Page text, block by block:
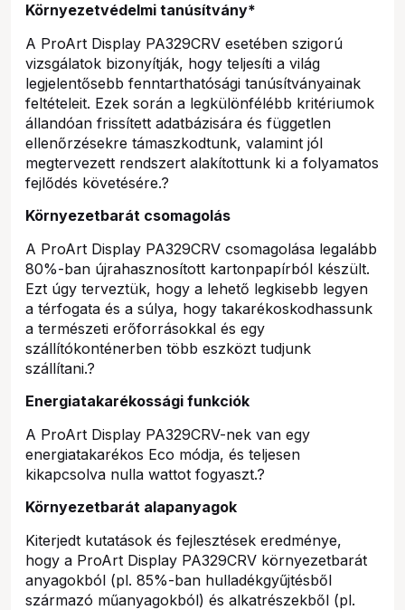
Környezetvédelmi tanúsítvány*
A ProArt Display PA329CRV esetében szigorú
vizsgálatok bizonyítják, hogy teljesíti a világ
legjelentősebb fenntarthatósági tanúsítványainak
feltételeit. Ezek során a legkülönfélébb kritériumok
állandóan frissített adatbázisára és független
ellenőrzésekre támaszkodtunk, valamint jól
megtervezett rendszert alakítottunk ki a folyamatos
fejlődés követésére.?
Környezetbarát csomagolás
A ProArt Display PA329CRV csomagolása legalább
80%-ban újrahasznosított kartonpapírból készült.
Ezt úgy terveztük, hogy a lehető legkisebb legyen
a térfogata és a súlya, hogy takarékoskodhassunk
a természeti erőforrásokkal és egy
szállítókonténerben több eszközt tudjunk
szállítani.?
Energiatakarékossági funkciók
A ProArt Display PA329CRV-nek van egy
energiatakarékos Eco módja, és teljesen
kikapcsolva nulla wattot fogyaszt.?
Környezetbarát alapanyagok
Kiterjedt kutatások és fejlesztések eredménye,
hogy a ProArt Display PA329CRV környezetbarát
anyagokból (pl. 85%-ban hulladékgyűjtésből
származó műanyagokból) és alkatrészekből (pl.